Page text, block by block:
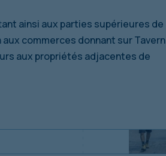
ainsi aux parties supérieures de
commerces donnant sur Tavern
aux propriétés adjacentes de